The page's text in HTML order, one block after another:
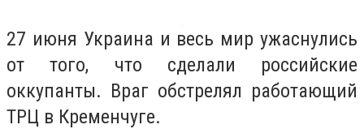
27 июня Украина и весь мир ужаснулись
от того, что сделали российские
оккупанты. Враг обстрелял работающий
ТРЦ в Кременчуге.